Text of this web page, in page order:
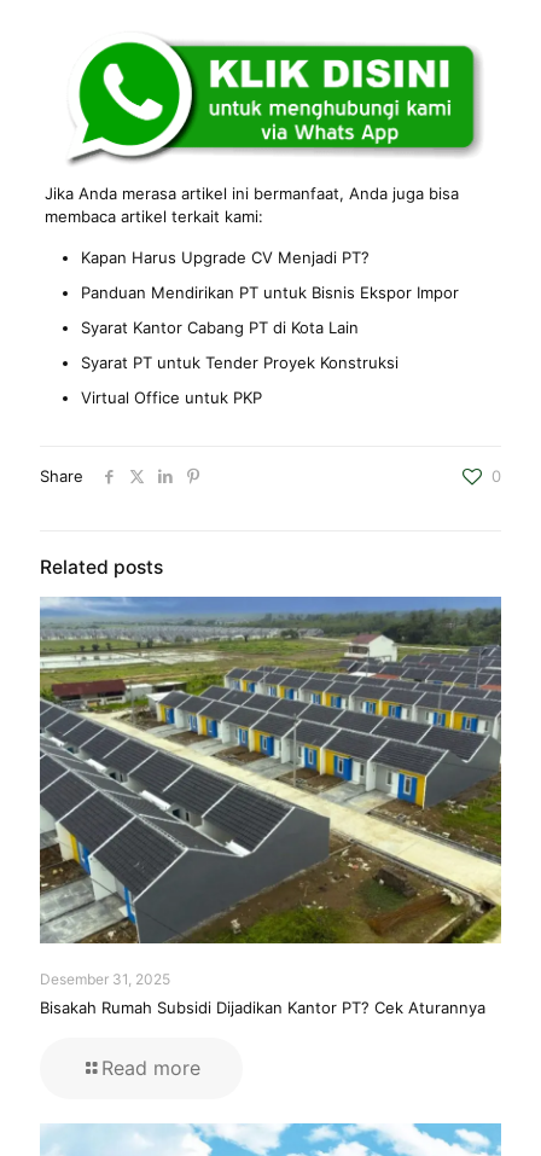
Jika Anda merasa artikel ini bermanfaat, Anda juga bisa
membaca artikel terkait kami:
Kapan Harus Upgrade CV Menjadi PT?
Panduan Mendirikan PT untuk Bisnis Ekspor Impor
Syarat Kantor Cabang PT di Kota Lain
Syarat PT untuk Tender Proyek Konstruksi
Virtual Office untuk PKP
Share 0
Related posts
Desember 31, 2025
Bisakah Rumah Subsidi Dijadikan Kantor PT? Cek Aturannya
Read more